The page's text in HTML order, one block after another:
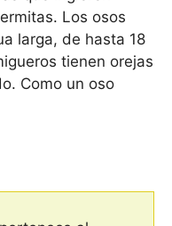
Los osos
larga, de hasta 18
tienen orejas
Como un oso